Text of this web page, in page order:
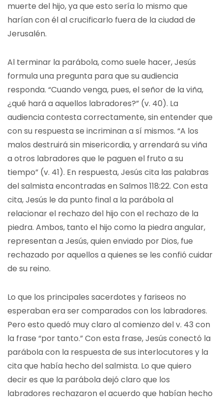
muerte del hijo, ya que esto sería lo mismo que
harían con él al crucificarlo fuera de la ciudad de
Jerusalén.
Al terminar la parábola, como suele hacer, Jesús
formula una pregunta para que su audiencia
responda. “Cuando venga, pues, el señor de la viña,
¿qué hará a aquellos labradores?” (v. 40). La
audiencia contesta correctamente, sin entender que
con su respuesta se incriminan a sí mismos. “A los
malos destruirá sin misericordia, y arrendará su viña
a otros labradores que le paguen el fruto a su
tiempo” (v. 41). En respuesta, Jesús cita las palabras
del salmista encontradas en Salmos 118:22. Con esta
cita, Jesús le da punto final a la parábola al
relacionar el rechazo del hijo con el rechazo de la
piedra. Ambos, tanto el hijo como la piedra angular,
representan a Jesús, quien enviado por Dios, fue
rechazado por aquellos a quienes se les confió cuidar
de su reino.
Lo que los principales sacerdotes y fariseos no
esperaban era ser comparados con los labradores.
Pero esto quedó muy claro al comienzo del v. 43 con
la frase “por tanto.” Con esta frase, Jesús conectó la
parábola con la respuesta de sus interlocutores y la
cita que había hecho del salmista. Lo que quiero
decir es que la parábola dejó claro que los
labradores rechazaron el acuerdo que habían hecho